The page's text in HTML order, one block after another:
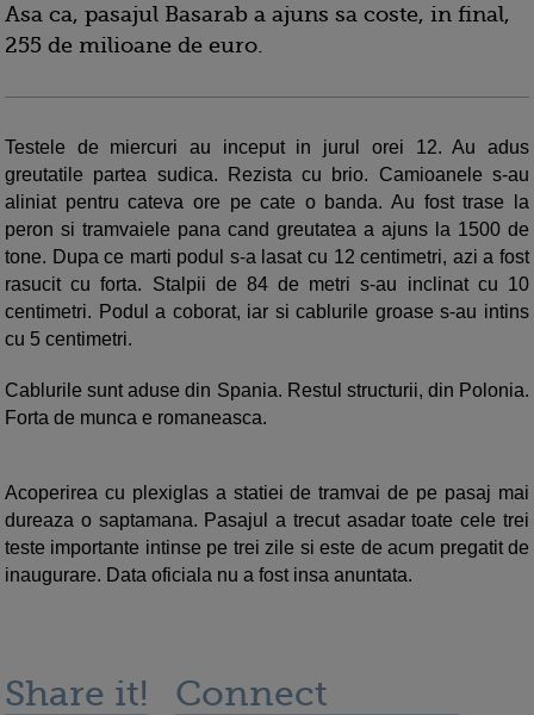
Asa ca, pasajul Basarab a ajuns sa coste, in final,
255 de milioane de euro.
Testele de miercuri au inceput in jurul orei 12. Au adus
greutatile partea sudica. Rezista cu brio. Camioanele s-au
aliniat pentru cateva ore pe cate o banda. Au fost trase la
peron si tramvaiele pana cand greutatea a ajuns la 1500 de
tone. Dupa ce marti podul s-a lasat cu 12 centimetri, azi a fost
rasucit cu forta. Stalpii de 84 de metri s-au inclinat cu 10
centimetri. Podul a coborat, iar si cablurile groase s-au intins
cu 5 centimetri.
Cablurile sunt aduse din Spania. Restul structurii, din Polonia.
Forta de munca e romaneasca.
Acoperirea cu plexiglas a statiei de tramvai de pe pasaj mai
dureaza o saptamana. Pasajul a trecut asadar toate cele trei
teste importante intinse pe trei zile si este de acum pregatit de
inaugurare. Data oficiala nu a fost insa anuntata.
Share it! Connect